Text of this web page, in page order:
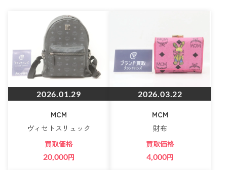
2026.01.29
MCM
ヴィセトスリュック
買取価格
20,000円
2026.03.22
MCM
財布
買取価格
4,000円